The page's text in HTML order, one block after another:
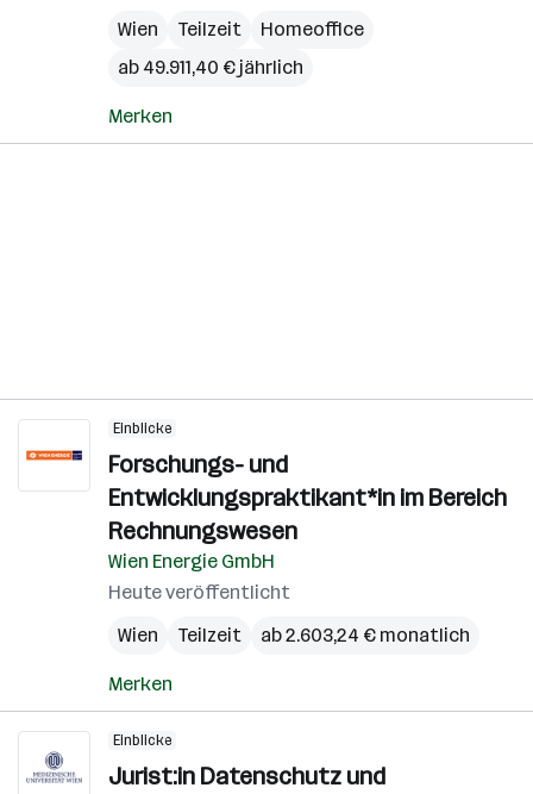
Wien Teilzeit
Homeoffice
ab 49.911,40 € jährlich
Merken
Einblicke
Forschungs- und
Entwicklungspraktikant*in im Bereich
Rechnungswesen
Wien Energie GmbH
Heute veröffentlicht
Wien
Teilzeit ab 2.603,24 € monatlich
Merken
Einblicke
Jurist:in Datenschutz und